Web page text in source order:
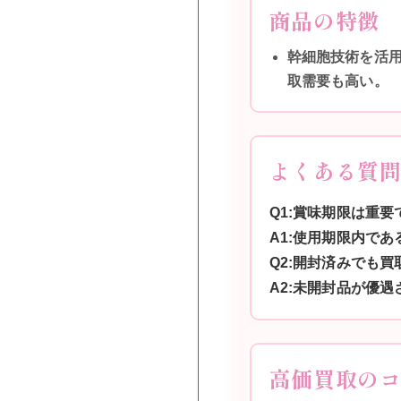
商品の特徴
幹細胞技術を活
取需要も高い。
よくある質
Q1:賞味期限は重要
A1:使用期限内であ
Q2:開封済みでも買
A2:未開封品が優遇
高価買取の